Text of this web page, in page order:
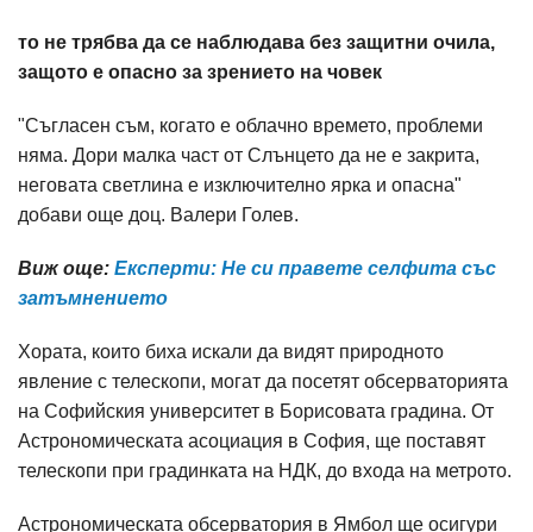
то не трябва да се наблюдава без защитни очила,
защото е опасно за зрението на човек
"Съгласен съм, когато е облачно времето, проблеми
няма. Дори малка част от Слънцето да не е закрита,
неговата светлина е изключително ярка и опасна"
добави още доц. Валери Голев.
Виж още: Експерти: Не си правете селфита със
затъмнението
Хората, които биха искали да видят природното
явление с телескопи, могат да посетят обсерваторията
на Софийския университет в Борисовата градина. От
Астрономическата асоциация в София, ще поставят
телескопи при градинката на НДК, до входа на метрото.
Астрономическата обсерватория в Ямбол ще осигури